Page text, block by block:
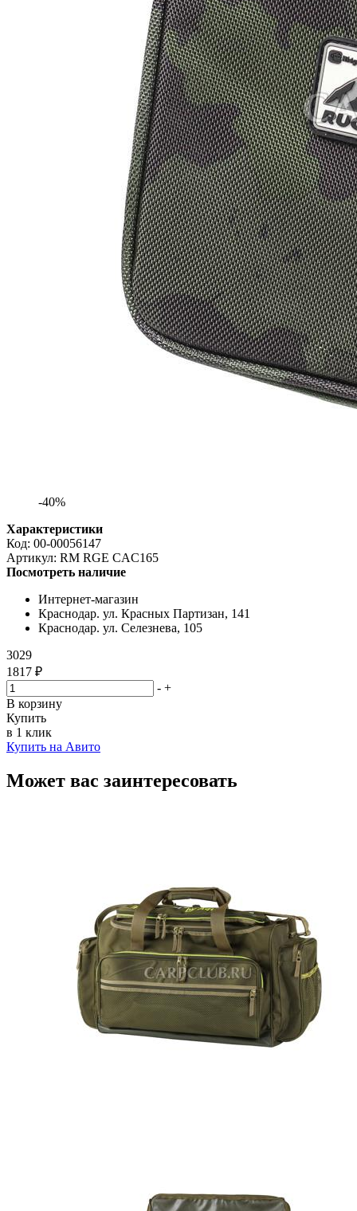
-40%
Характеристики
Код: 00-00056147
Артикул: RM RGE CAC165
Посмотреть наличие
Интернет-магазин
Краснодар. ул. Красных Партизан, 141
Краснодар. ул. Селезнева, 105
3029
1817 ₽
- +
В корзину
Купить
в 1 клик
Купить на Авито
Может вас заинтересовать